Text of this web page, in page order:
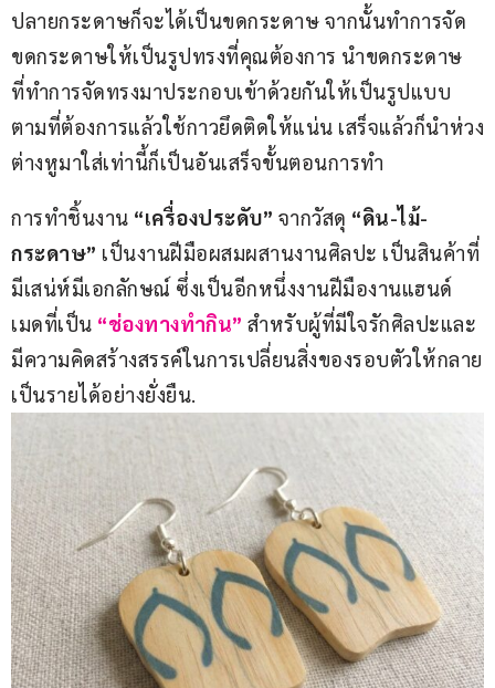
ปลายกระดาษก็จะได้เป็นขดกระดาษ จากนั้นทำการจัด
ขดกระดาษให้เป็นรูปทรงที่คุณต้องการ นำขดกระดาษ
ที่ทำการจัดทรงมาประกอบเข้าด้วยกันให้เป็นรูปแบบ
ตามที่ต้องการแล้วใช้กาวยึดติดให้แน่น เสร็จแล้วก็นำห่วง
ต่างหูมาใส่เท่านี้ก็เป็นอันเสร็จขั้นตอนการทำ
การทำชิ้นงาน “เครื่องประดับ” จากวัสดุ “ดิน-ไม้-
กระดาษ” เป็นงานฝีมือผสมผสานงานศิลปะ เป็นสินค้าที่
มีเสน่ห์มีเอกลักษณ์ ซึ่งเป็นอีกหนึ่งงานฝีมืองานแฮนด์
เมดที่เป็น “ช่องทางทำกิน” สำหรับผู้ที่มีใจรักศิลปะและ
มีความคิดสร้างสรรค์ในการเปลี่ยนสิ่งของรอบตัวให้กลาย
เป็นรายได้อย่างยั่งยืน.